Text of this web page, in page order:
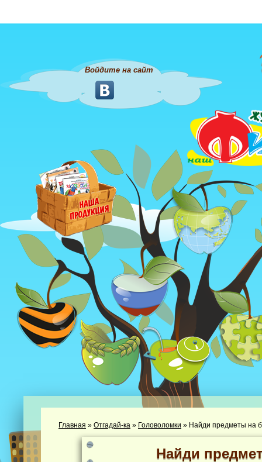
Войдите на сайт
Главная » Отгадай-ка » Головоломки » Найди предметы на
Найди